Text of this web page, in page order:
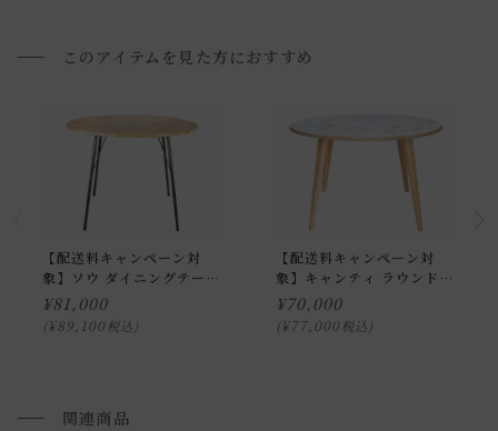
送料について
送料について
家具の場合、送料は1台ごとにかかります。
北海道・沖縄・離島への配送は別途お見積もりさせていただ
きます。
ご注文内容確認後、送料を追加し、ご注文確認メールをお送
通常配送について
・お使いのPC画面等や光の環境によっては、掲載の画像と実
ください。
このアイテムを見た方におすすめ
【配送料キャンペーン対
象】ソウ ダイニングテーブ
ル 1200 ラウンド
¥81,000
¥89,100 税込
【配送料キャンペーン対
象】キャンティ ラウンドテ
ーブル 1200
¥70,000
¥77,000 税込
関連商品